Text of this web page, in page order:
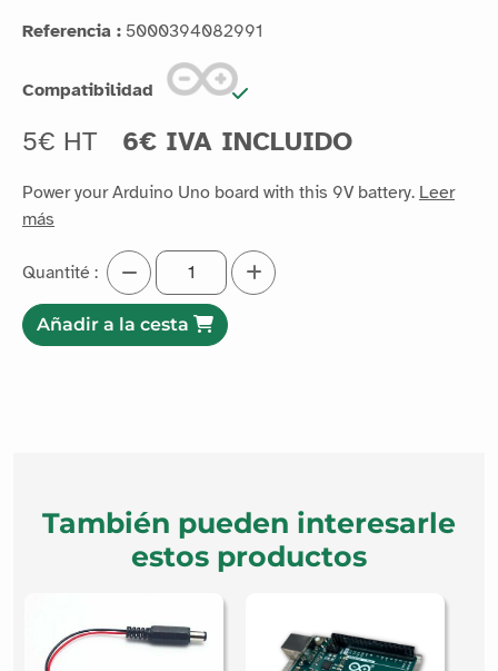
Referencia : 5000394082991
Compatibilidad
5€ HT 6€ IVA INCLUIDO
Power your Arduino Uno board with this 9V battery. Leer
más
Quantité :
Añadir a la cesta
También pueden interesarle
estos productos